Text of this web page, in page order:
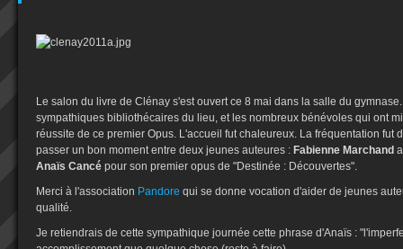
Le salon du livre de Clénay s'est ouvert ce 8 mai dans la salle du
sympathiques bibliothécaires du lieu, et les nombreux bénévoles qui ont
réussite de ce premier Opus. L'accueil fut chaleureux. La fréquentation fut
passer un bon moment entre deux jeunes auteures : Fabienne Marchand
Anaïs Cancé pour son premier opus de "Destinée : Découvertes".
Merci à l'association Pandore qui se donne vocation d'aider de jeunes
qualité.
Je retiendrais de cette sympathique journée cette phrase d'Anaïs :